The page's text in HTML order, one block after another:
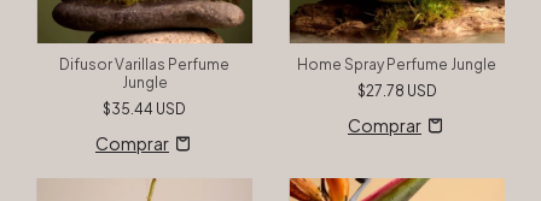
Difusor Varillas Perfume
Jungle
$35.44 USD
Home Spray Perfume Jungle
$27.78 USD